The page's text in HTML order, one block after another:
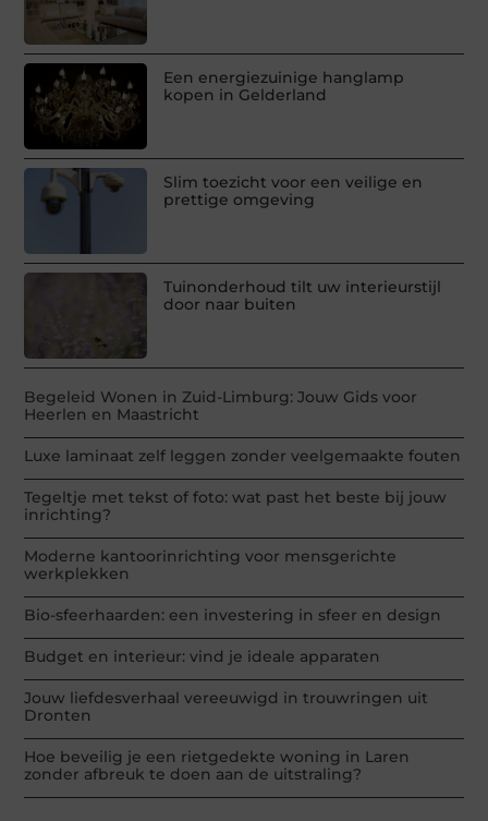
Een energiezuinige hanglamp
kopen in Gelderland
Slim toezicht voor een veilige en
prettige omgeving
Tuinonderhoud tilt uw interieurstijl
door naar buiten
Begeleid Wonen in Zuid-Limburg: Jouw Gids voor
Heerlen en Maastricht
Luxe laminaat zelf leggen zonder veelgemaakte fouten
Tegeltje met tekst of foto: wat past het beste bij jouw
inrichting?
Moderne kantoorinrichting voor mensgerichte
werkplekken
Bio-sfeerhaarden: een investering in sfeer en design
Budget en interieur: vind je ideale apparaten
Jouw liefdesverhaal vereeuwigd in trouwringen uit
Dronten
Hoe beveilig je een rietgedekte woning in Laren
zonder afbreuk te doen aan de uitstraling?